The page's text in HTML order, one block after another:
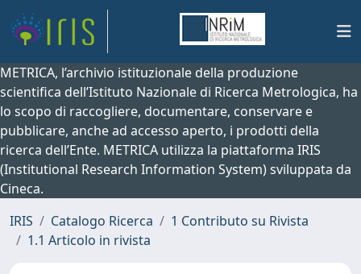
METRICA, l’archivio istituzionale della produzione
scientifica dell’Istituto Nazionale di Ricerca Metrologica, ha
lo scopo di raccogliere, documentare, conservare e
pubblicare, anche ad accesso aperto, i prodotti della
ricerca dell’Ente. METRICA utilizza la piattaforma IRIS
(Institutional Research Information System) sviluppata da
Cineca.
IRIS
Catalogo Ricerca
1 Contributo su Rivista
1.1 Articolo in rivista